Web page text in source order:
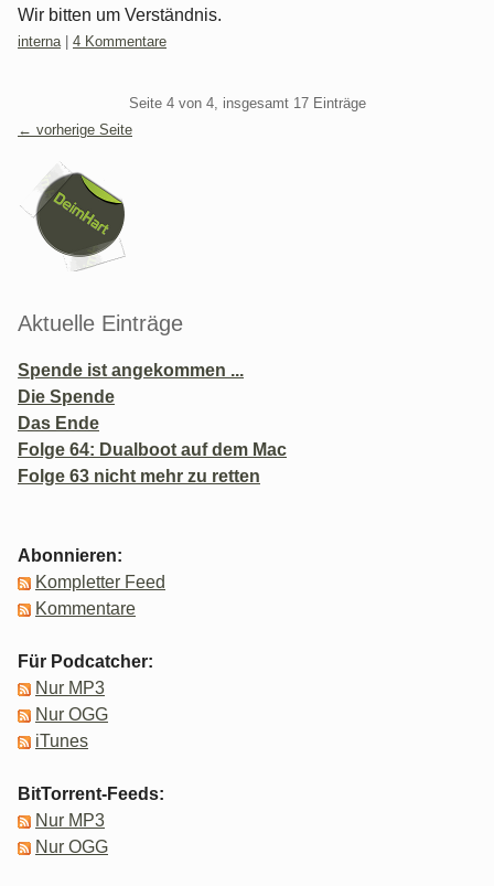
Wir bitten um Verständnis.
Kategorien:
interna 4 Kommentare
Seite 4 von 4, insgesamt 17 Einträge
← vorherige Seite
Seitenleiste
Aktuelle Einträge
Spende ist angekommen ...
Die Spende
Das Ende
Folge 64: Dualboot auf dem Mac
Folge 63 nicht mehr zu retten
Abonnieren:
Kompletter Feed
Kommentare
Für Podcatcher:
Nur MP3
Nur OGG
iTunes
BitTorrent-Feeds:
Nur MP3
Nur OGG